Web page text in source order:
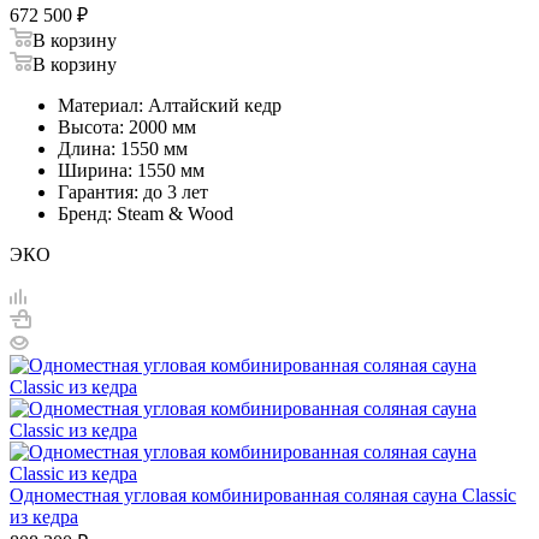
672 500 ₽
В корзину
В корзину
Материал: Алтайский кедр
Высота: 2000 мм
Длина: 1550 мм
Ширина: 1550 мм
Гарантия: до 3 лет
Бренд: Steam & Wood
ЭКО
Одноместная угловая комбинированная соляная сауна Classic
из кедра